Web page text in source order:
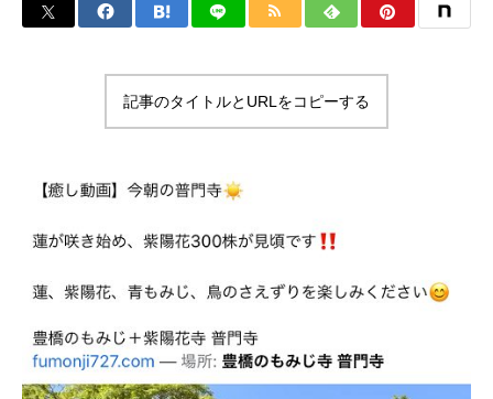
記事のタイトルとURLをコピーする